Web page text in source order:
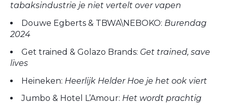
tabaksindustrie je niet vertelt over vapen
Douwe Egberts & TBWA\NEBOKO: Burendag
2024
Get trained & Golazo Brands: Get trained, save
lives
Heineken: Heerlijk Helder Hoe je het ook viert
Jumbo & Hotel L’Amour: Het wordt prachtig